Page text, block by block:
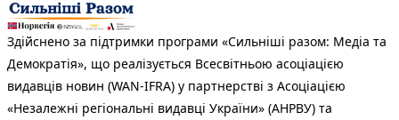
Здійснено за підтримки програми «Сильніші разом: Медіа та
Демократія», що реалізується Всесвітньою асоціацією
видавців новин (WAN-IFRA) у партнерстві з Асоціацією
«Незалежні регіональні видавці України» (АНРВУ) та